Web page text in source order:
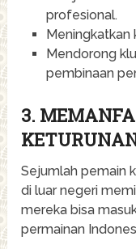
profesional.
Meningkatkan
Mendorong
pembinaan
3.
Sejumlah pemain
di luar negeri
mereka bisa
permainan